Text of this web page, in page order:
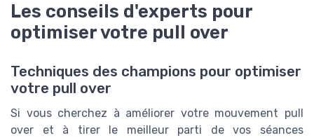
Les conseils d'experts pour
optimiser votre pull over
Techniques des champions pour optimiser
votre pull over
Si vous cherchez à améliorer votre mouvement pull
over et à tirer le meilleur parti de vos séances